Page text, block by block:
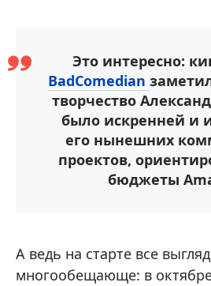
Это интересно:
BadComedian
творчество
было искренней и
его нынешних
проектов,
бюджеты
А ведь на старте все
многообещающе: в октябре